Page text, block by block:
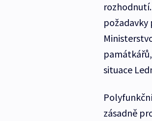
požadavky
situace
zásadně